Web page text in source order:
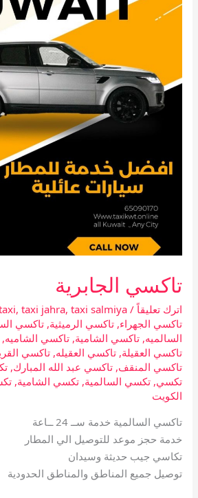
تاكسي الجابرية
اترك تعليقاً /
, taxi jahra, taxi salmiya
تاكسي الجهراء,تاكسي الرميثية,تاكسي
السالميه,تاكسي الشامية,تاكسي الشاميه
تاكسي العقيلة,تاكسي العقيله,تاكسي
تاكسي المنقف,تاكسي عبد الله المبارك,
تكسي,تكسي السالمية,تكسي الشامية,
الكويت
تاكسي السالمية خدمة ســ 24 ــاعة
خدمة حجز موعد للتوصيل الي المطار
تكاسي جيب حديثة وسيدان
توصيل جميع المناطق والمناطق الحدودية